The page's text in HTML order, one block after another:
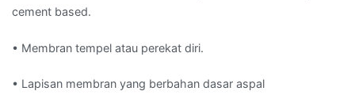
cement based.
• Membran tempel atau perekat diri.
• Lapisan membran yang berbahan dasar aspal